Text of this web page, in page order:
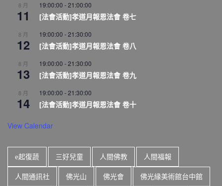
8 月
11
19:00:00 -21:00:00
[法會活動]孝道月報恩法會 卷七
8 月
12
19:00:00 -21:30:00
[法會活動]孝道月報恩法會 卷八
8 月
13
19:00:00 -21:30:00
[法會活動]孝道月報恩法會 卷九
8 月
14
19:00:00 -21:30:00
[法會活動]孝道月報恩法會 卷十
View Calendar
e起復蔬 三好兒童 人間佛教 人間福報
人間通訊社 佛光山 佛光會 佛光緣美術館台中館